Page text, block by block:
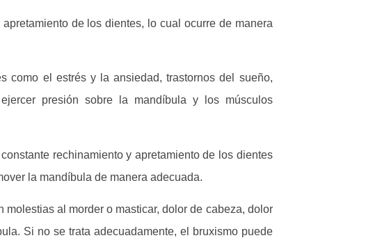
de los dientes, lo cual ocurre de manera
como el estrés y la ansiedad, trastornos del sueño,
presión sobre la mandíbula y los músculos
rechinamiento y apretamiento de los dientes
la mandíbula de manera adecuada.
al morder o masticar, dolor de cabeza, dolor
Si no se trata adecuadamente, el bruxismo puede